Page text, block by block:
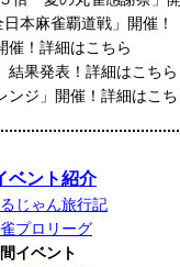
本麻雀覇道戦」開催！
催！詳細はこちら
結果発表！詳細はこちら
ンジ」開催！詳細はこ
ベント紹介
るじゃん旅行記
プロリーグ
イベント